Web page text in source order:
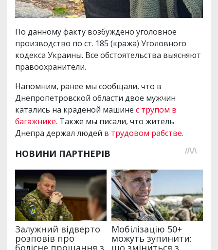
По данному факту возбуждено уголовное
производство по ст. 185 (кража) Уголовного
кодекса Украины. Все обстоятельства выясняют
правоохранители.
Напомним, ранее мы сообщали, что в
Днепропетровской области двое мужчин
катались на краденой машине с трупом в
багажнике. Также мы писали, что житель
Днепра держал людей в трудовом рабстве.